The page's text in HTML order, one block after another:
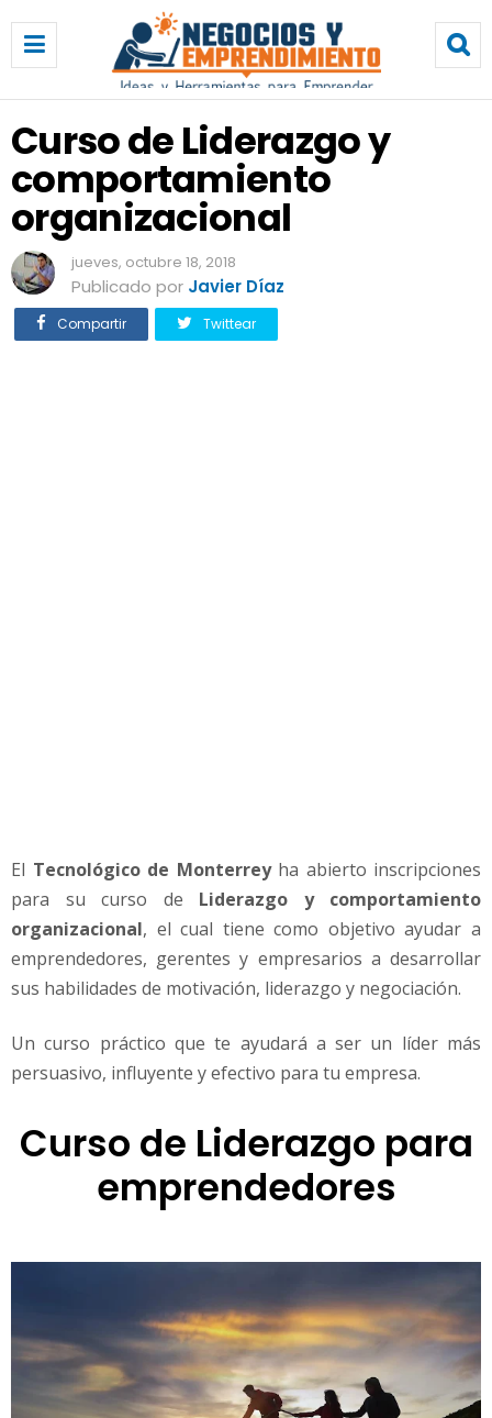
r
s
d
e
L
i
e
r
a
z
n
i
a
c
i
n
a
l
Curso de Liderazgo y
comportamiento
organizacional
jueves, octubre 18, 2018
Publicado por Javier Díaz
Compartir Twittear
El Tecnológico de Monterreyha abierto inscripciones
para su curso de Liderazgo y comportamiento
organizacional, el cual tiene como objetivo ayudar a
emprendedores, gerentes y empresarios a desarrollar
sus habilidades de motivación, liderazgo y negociación.
Un curso práctico que te ayudará a ser un líder más
persuasivo, influyente y efectivo para tu empresa.
Curso de Liderazgo para
emprendedores